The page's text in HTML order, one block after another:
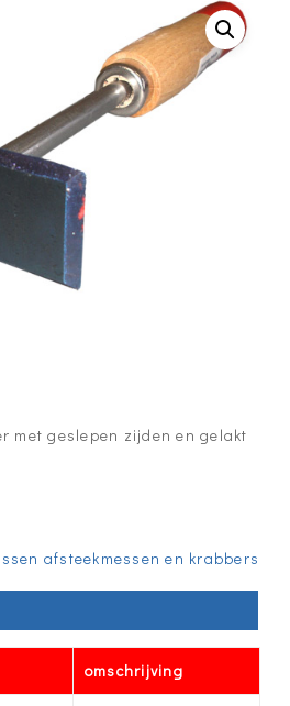
met geslepen zijden en gelakt
afsteekmessen en krabbers
omschrijving